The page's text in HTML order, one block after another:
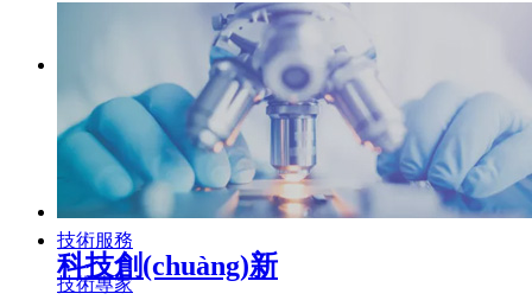
產(chǎn)學研合作
科研實力
創(chuàng)新成果
技術服務
技術專家
科技創(chuàng)新